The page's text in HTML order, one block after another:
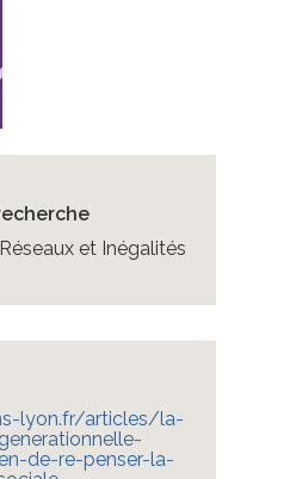
et Inégalités
lyon.fr/articles/la-
de-re-penser-la-